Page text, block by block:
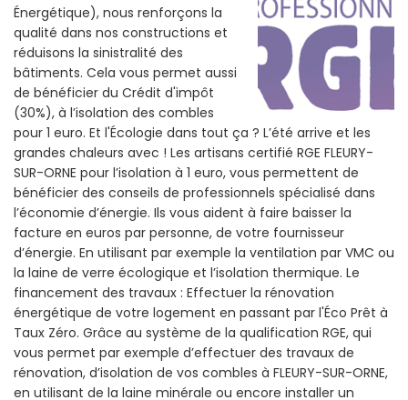
Énergétique), nous renforçons la
qualité dans nos constructions et
réduisons la sinistralité des
bâtiments. Cela vous permet aussi
de bénéficier du Crédit d'impôt
(30%), à l’isolation des combles
pour 1 euro. Et l'Écologie dans tout ça ? L’été arrive et les
grandes chaleurs avec ! Les artisans certifié RGE FLEURY-
SUR-ORNE pour l’isolation à 1 euro, vous permettent de
bénéficier des conseils de professionnels spécialisé dans
l’économie d’énergie. Ils vous aident à faire baisser la
facture en euros par personne, de votre fournisseur
d’énergie. En utilisant par exemple la ventilation par VMC ou
la laine de verre écologique et l’isolation thermique. Le
financement des travaux : Effectuer la rénovation
énergétique de votre logement en passant par l'Éco Prêt à
Taux Zéro. Grâce au système de la qualification RGE, qui
vous permet par exemple d’effectuer des travaux de
rénovation, d’isolation de vos combles à FLEURY-SUR-ORNE,
en utilisant de la laine minérale ou encore installer un